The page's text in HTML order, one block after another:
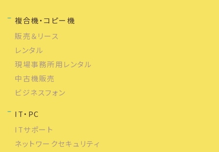
複合機・コピー機
販売＆リース
レンタル
現場事務所用レンタル
中古機販売
ビジネスフォン
IT・PC
ITサポート
ネットワークセキュリティ